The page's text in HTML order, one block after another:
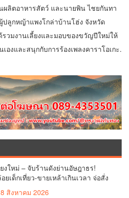
ลิตอาหารสัตว์ และนายพิน ไชยกันทา
ลูกหญ้าแพงโกล่าบ้านโฮ่ง จังหวัด
วมงานเลี้ยงและมอบของขวัญปีใหม่ให้
องและสนุกกับการร้องเพลงคาราโอเกะ.
งใหม่ – จับร้านดังย่านอัษฎาธร!
ยเด็กเที่ยว-ขายเหล้าเกินเวลา จ่อสั่ง
5 ปี
8 สิงหาคม 2026